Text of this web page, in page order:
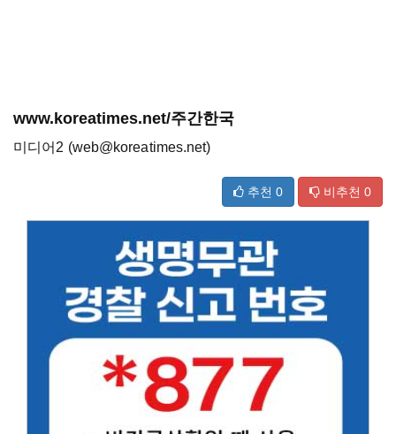
www.koreatimes.net/주간한국
미디어2 (web@koreatimes.net)
추천 0 비추천 0